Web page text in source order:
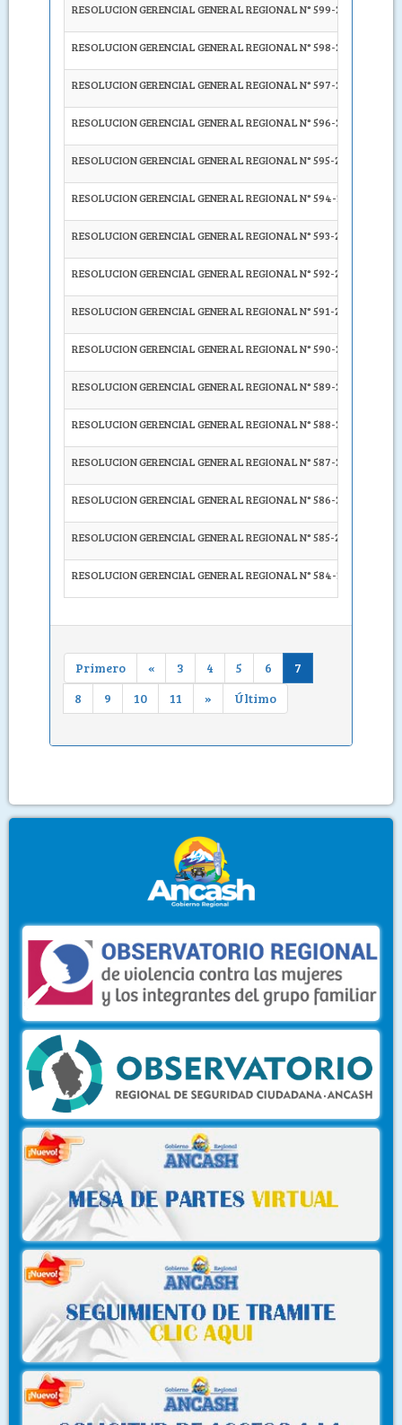
RESOLUCION GERENCIAL GENERAL REGIONAL N° 599-2023-GRA/
RESOLUCION GERENCIAL GENERAL REGIONAL N° 598-2023-GRA/
RESOLUCION GERENCIAL GENERAL REGIONAL N° 597-2023-GRA/
RESOLUCION GERENCIAL GENERAL REGIONAL N° 596-2023-GRA/
RESOLUCION GERENCIAL GENERAL REGIONAL N° 595-2023-GRA/
RESOLUCION GERENCIAL GENERAL REGIONAL N° 594-2023-GRA/
RESOLUCION GERENCIAL GENERAL REGIONAL N° 593-2023-GRA/
RESOLUCION GERENCIAL GENERAL REGIONAL N° 592-2023-GRA/
RESOLUCION GERENCIAL GENERAL REGIONAL N° 591-2023-GRA/
RESOLUCION GERENCIAL GENERAL REGIONAL N° 590-2023-GRA/
RESOLUCION GERENCIAL GENERAL REGIONAL N° 589-2023-GRA/
RESOLUCION GERENCIAL GENERAL REGIONAL N° 588-2023-GRA/
RESOLUCION GERENCIAL GENERAL REGIONAL N° 587-2023-GRA/
RESOLUCION GERENCIAL GENERAL REGIONAL N° 586-2023-GRA/
RESOLUCION GERENCIAL GENERAL REGIONAL N° 585-2023-GRA/
RESOLUCION GERENCIAL GENERAL REGIONAL N° 584-2023-GRA/
Primero « 3 4 5 6
7
8
9 10 11 » Último